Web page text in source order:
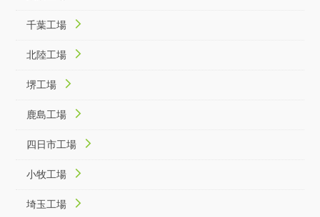
千葉工場
北陸工場
堺工場
鹿島工場
四日市工場
小牧工場
埼玉工場